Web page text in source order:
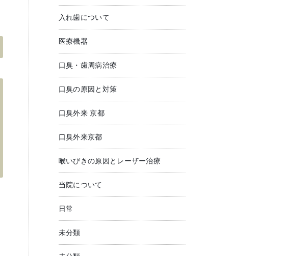
入れ歯について
医療機器
口臭・歯周病治療
口臭の原因と対策
口臭外来 京都
口臭外来京都
喉いびきの原因とレーザー治療
当院について
日常
未分類